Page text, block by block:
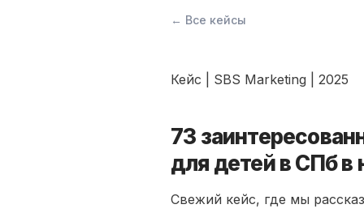
← Все кейсы
Кейс | SBS Marketing | 2025
73
для детей в СПб в
Свежий кейс, где мы